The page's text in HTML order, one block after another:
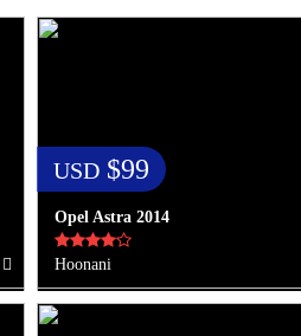
USD$99
Opel Astra 2014
Hoonani